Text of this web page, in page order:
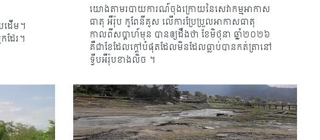
ើម។
ដែរ។
យោងតាមរបាយការណ៍ចុងក្រោយនៃសេវាកម្មអាកាស
ធាតុ អឺរ៉ុប កូពែនីគូស លើការប្រែ​ប្រួល​អាកាសធាតុ
កាលពីសប្តាហ៍មុន បានឲ្យដឹងថា ខែមិថុនា ឆ្នាំ២០២៦
គឺជាខែដែលក្តៅ​បំផុត​ដែលមិនដែលធ្លាប់បានកត់ត្រានៅ
ទ្វីបអឺរ៉ុបខាងលិច ។